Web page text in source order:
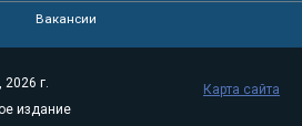
Вакансии
г.
издание
Карта сайта